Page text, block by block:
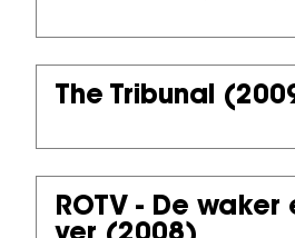
The Tribunal
ROTV - De waker